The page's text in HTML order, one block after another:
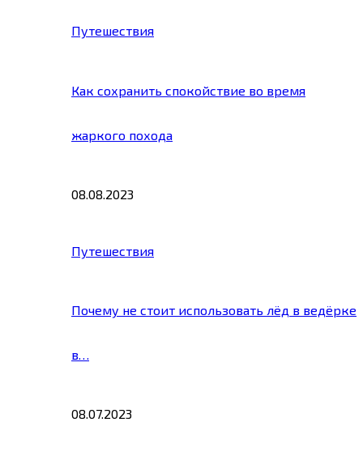
Путешествия
Как сохранить спокойствие во время
жаркого похода
08.08.2023
Путешествия
Почему не стоит использовать лёд в ведёрке
в…
08.07.2023